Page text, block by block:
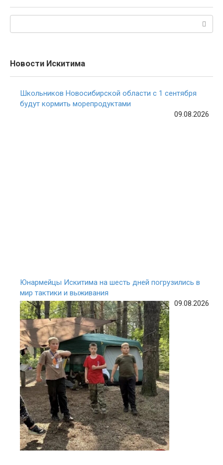
Новости Искитима
Школьников Новосибирской области с 1 сентября
будут кормить морепродуктами
09.08.2026
Юнармейцы Искитима на шесть дней погрузились в
мир тактики и выживания
09.08.2026